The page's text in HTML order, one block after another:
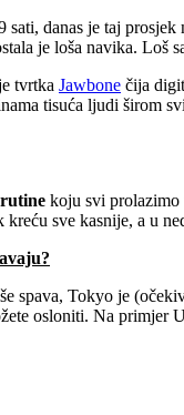
sati, danas je taj
je loša navika. Loš
tvrtka Jawbone čija
tisuća ljudi širom
koju svi prolazimo
sve kasnije, a u
spava, Tokyo je
osloniti. Na primjer